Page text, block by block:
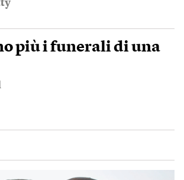
più i funerali di una